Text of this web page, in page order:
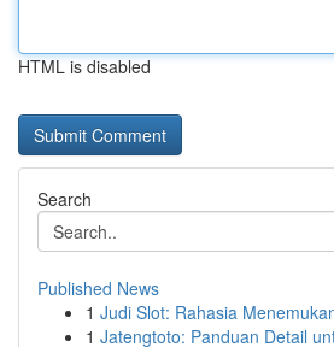
HTML is disabled
Search
Published News
1 Judi Slot: Rahasia
1 Jatengtoto: Panduan Detail